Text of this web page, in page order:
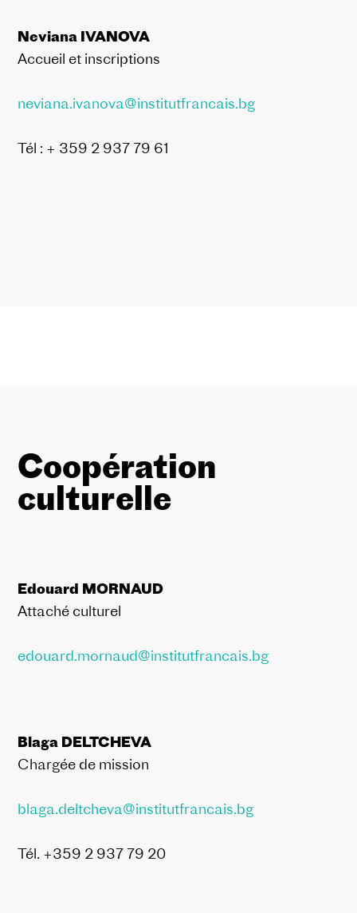
Neviana IVANOVA
Accueil et inscriptions
neviana.ivanova@institutfrancais.bg
Tél : + 359 2 937 79 61
Coopération
culturelle
Edouard MORNAUD
Attaché culturel
edouard.mornaud@institutfrancais.bg
Blaga DELTCHEVA
Chargée de mission
blaga.deltcheva@institutfrancais.bg
Tél. +359 2 937 79 20